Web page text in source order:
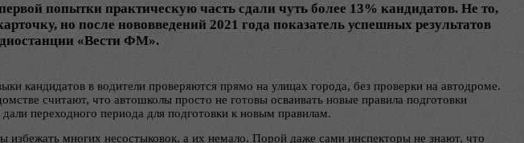
попытки практическую часть сдали чуть более 13% кандидатов. Не то,
но после нововведений 2021 года показатель успешных результатов
«Вести ФМ».
кандидатов в водители проверяются прямо на улицах города, без проверки на автодроме.
считают, что автошколы просто не готовы осваивать новые правила подготовки
переходного периода для подготовки к новым правилам.
многих несостыковок, а их немало. Порой даже сами инспекторы не знают, что